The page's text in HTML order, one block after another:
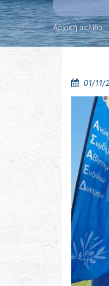
Αρχική σελίδα
01/11/